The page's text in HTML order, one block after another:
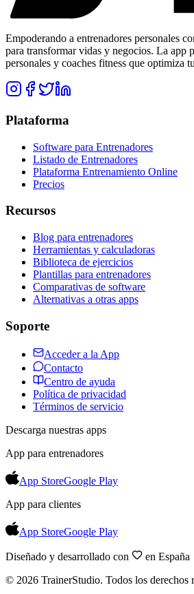
Empoderando a entrenadores personales
para transformar vidas y negocios. La app
personales y coaches fitness que optimiza
Plataforma
Software para Entrenadores
Listado de Entrenadores
Plataforma Entrenamiento Online
Precios
Recursos
Blog para entrenadores
Herramientas y calculadoras
Biblioteca de ejercicios
Plantillas para entrenadores
Comparativas de software
Alternativas a otras apps
Soporte
Acceder a la App
Contacto
Centro de ayuda
Política de privacidad
Términos de servicio
Descarga nuestras apps
App para entrenadores
App StoreGoogle Play
App para clientes
App StoreGoogle Play
Diseñado y desarrollado con
en España
© 2026 TrainerStudio. Todos los derechos